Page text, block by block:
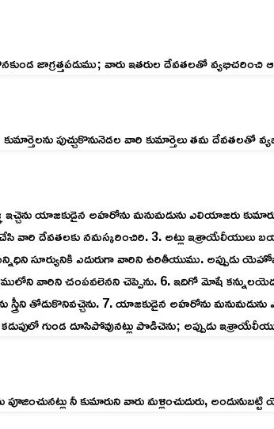
జాగ్రత్తపడుము; వారు ఇతరుల దేవతలతో వ్యభిచరించి ఆ
పుచ్చుకొనునెడల వారి కుమార్తెలు తమ
యాజకుడైన అహరోను మనుమడును ఎలియాజరు
వారి దేవతలకు నమస్కరించిరి. 3. అట్లు
సూర్యునికి ఎదురుగా వారిని ఉరితీయుము. అప్పుడు
వారిని చంపవలెనని చెప్పెను. 6. ఇదిగో మోషే
స్త్రీని తోడుకొనివచ్చెను. 7. యాజకుడైన అహరోను
గుండ దూసిపోవునట్లు పొడిచెను; అప్పుడు
పూజించునట్లు నీ కుమారుని వారు మళ్లించుదురు,